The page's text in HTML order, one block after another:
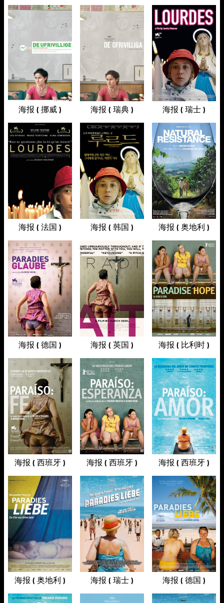
海报 ( 挪威 ) 海报 ( 瑞典 ) 海报 ( 瑞士 )
海报 ( 法国 ) 海报 ( 韩国 ) 海报 ( 奥地利 )
海报 ( 德国 ) 海报 ( 英国 ) 海报 ( 比利时 )
海报 ( 西班牙 ) 海报 ( 西班牙 ) 海报 ( 西班牙 )
海报 ( 奥地利 ) 海报 ( 瑞士 ) 海报 ( 德国 )